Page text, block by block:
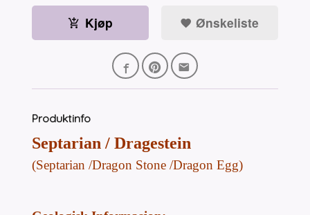
Kjøp Ønskeliste
Produktinfo
Septarian / Dragestein
(Septarian /Dragon Stone /Dragon Egg)